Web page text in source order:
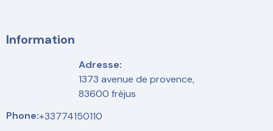
Information
Adresse:
1373 avenue de provence,
83600 fréjus
Phone:+33774150110